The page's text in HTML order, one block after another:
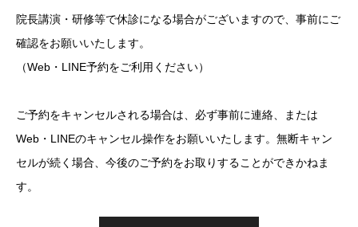
院長講演・研修等で休診になる場合がございますので、事前にご
確認をお願いいたします。
（Web・LINE予約をご利用ください）
ご予約をキャンセルされる場合は、必ず事前に連絡、または
Web・LINEのキャンセル操作をお願いいたします。無断キャン
セルが続く場合、今後のご予約をお取りすることができかねま
す。